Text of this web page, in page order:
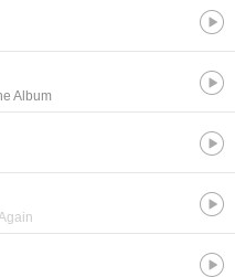
Album